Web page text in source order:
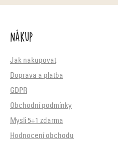
Nákup
Jak nakupovat
Doprava a platba
GDPR
Obchodní podmínky
Mysli 5+1 zdarma
Hodnocení obchodu